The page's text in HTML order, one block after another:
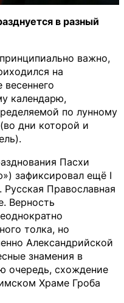
в разный
важно,
на
календарю,
по лунному
дни которой и
Пасхи
зафиксировал ещё I
Православная
Верность
толка, но
Александрийской
знамения в
очередь, схождение
Храме Гроба